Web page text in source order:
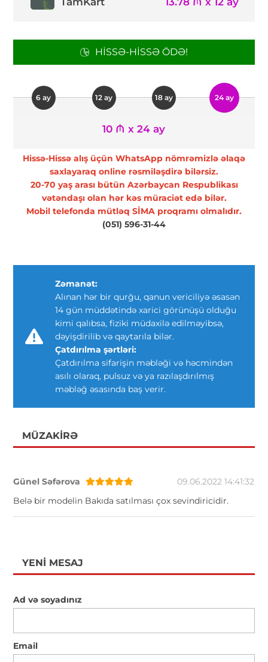
HISSƏ-HISSƏ ÖDƏ!
6 ay 12 ay 18 ay 24 ay
10 ₼ x 24 ay
Hissə-Hissə alış üçün WhatsApp nömrəmizlə əlaqə
saxlayaraq online rəsmiləşdirə bilərsiz.
20-70 yaş arası bütün Azərbaycan Respublikası
vətəndaşı olan hər kəs müraciət edə bilər.
Mobil telefonda mütləq SİMA proqramı olmalıdır.
(051) 596-31-44
Zəmanət:
Alınan hər bir qurğu, qanun vericiliyə əsasən
14 gün müddətində xarici görünüşü olduğu
kimi qalıbsa, fiziki müdaxilə edilməyibsə,
dəyişdirilib və qaytarıla bilər.
Çatdırılma şərtləri:
Çatdırılma sifarişin məbləği və həcmindən
asılı olaraq, pulsuz və ya razılaşdırılmış
məbləğ əsasında baş verir.
MÜZAKIRƏ
Günel Səfərova
09.06.2022 14:41:32
Belə bir modelin Bakıda satılması çox sevindiricidir.
YENI MESAJ
Ad və soyadınız
Email